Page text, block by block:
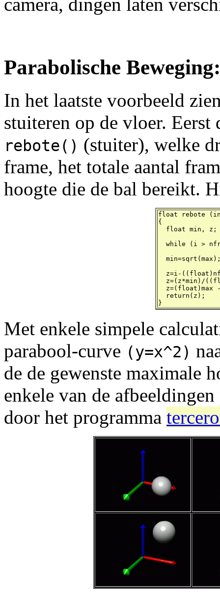
camera, dingen laten
Parabolische Beweging:
In het laatste voorbeeld
stuiteren op de vloer.
rebote() (stuiter), welke
frame, het totale aantal
hoogte die de bal bereikt.
float rebote
{
  float min, z;
while (i >
z=i-
z=(z*min)/
z=(float)max
  return(z);
}
Met enkele simpele
parabool-curve (y=x^2)
de de gewenste maximale
enkele van de
door het programma